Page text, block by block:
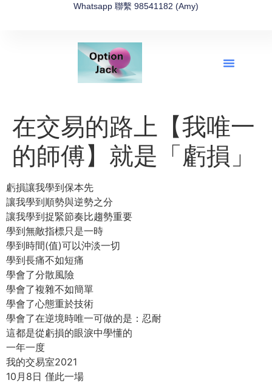
Whatsapp 聯繫 98541182 (Amy)
在交易的路上【我唯一
的師傅】就是「虧損」
虧損讓我學到保本先
讓我學到順勢與逆勢之分
讓我學到捉緊節奏比趨勢重要
學到無敵指標只是一時
學到時間(值)可以沖淡一切
學到長痛不如短痛
學會了分散風險
學會了複雜不如簡單
學會了心態重於技術
學會了在逆境時唯一可做的是：忍耐
這都是從虧損的眼淚中學懂的
一年一度
我的交易室2021
10月8日 僅此一場